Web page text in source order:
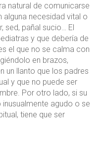
natural de comunicarse
alguna necesidad vital o
sed, pañal sucio… El
y que debería de
el que no se calma con
en brazos,
un llanto que los padres
y que no puede ser
Por otro lado, si su
inusualmente agudo o se
tiene que ser